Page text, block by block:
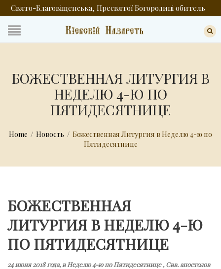
Свято-Благовіщенська, Пресвятої Богородиці обитель
БОЖЕСТВЕННАЯ ЛИТУРГИЯ В
НЕДЕЛЮ 4-Ю ПО
ПЯТИДЕСЯТНИЦЕ
Home / Новость / Божественная Литургия в Неделю 4-ю по
Пятидесятнице
БОЖЕСТВЕННАЯ
ЛИТУРГИЯ В НЕДЕЛЮ 4-Ю
ПО ПЯТИДЕСЯТНИЦЕ
24 июня 2018 года, в Неделю 4-ю по Пятидесятнице , Свв. апостолов